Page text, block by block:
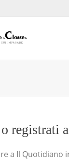
registrati
a Il Quotidiano